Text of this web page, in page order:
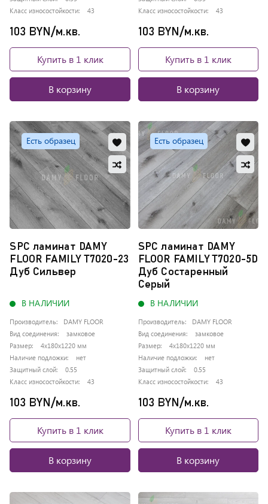
Класс износостойкости:
43
103 BYN/м.кв.
Купить в 1 клик
В корзину
Класс износостойкости:
43
103 BYN/м.кв.
Купить в 1 клик
В корзину
Есть образец
SPC ламинат DAMY
FLOOR FAMILY T7020-23
Дуб Сильвер
Добавить
в
избранное
Обновляю
список...
Добавить
в
сравнение
В НАЛИЧИИ
Производитель:
DAMY FLOOR
Вид соединения:
замковое
Размер:
4x180x1220 мм
Наличие подложки:
нет
Защитный слой:
0.55
Класс износостойкости:
43
103 BYN/м.кв.
Купить в 1 клик
В корзину
Есть образец
SPC ламинат DAMY
FLOOR FAMILY T7020-5D
Дуб Состаренный
Серый
в
в
В НАЛИЧИИ
Производитель:
DAMY FLOOR
Вид соединения:
замковое
Размер:
4x180x1220 мм
Наличие подложки:
нет
Защитный слой:
0.55
Класс износостойкости:
43
103 BYN/м.кв.
Купить в 1 клик
В корзину